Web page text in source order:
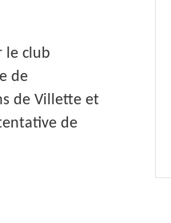
le club
de
de Villette et
de